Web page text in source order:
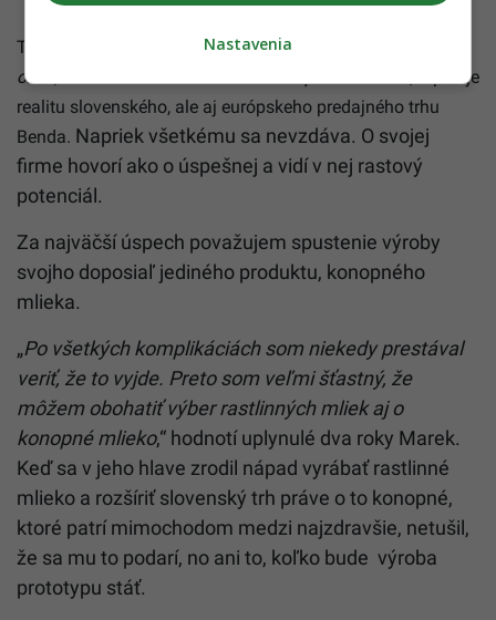
Tak sa stalo aj v prípade Kannabi.„
ozvú, alebo ich máme kontaktovať o pár mesiacov
,“ opisuje
realitu slovenského, ale aj európskeho predajného trhu
Benda. Napriek všetkému sa nevzdáva. O svojej
firme hovorí ako o úspešnej a vidí v nej rastový
potenciál.
Za najväčší úspech považujem spustenie výroby
svojho doposiaľ jediného produktu, konopného
mlieka.
„Po všetkých komplikáciách som niekedy prestával
veriť, že to vyjde. Preto som veľmi šťastný, že
môžem obohatiť výber rastlinných mliek aj o
konopné mlieko,“ hodnotí uplynulé dva roky Marek.
Keď sa v jeho hlave zrodil nápad vyrábať rastlinné
mlieko a rozšíriť slovenský trh práve o to konopné,
ktoré patrí mimochodom medzi najzdravšie, netušil,
že sa mu to podarí, no ani to, koľko bude výroba
prototypu stáť.
Nastavenia